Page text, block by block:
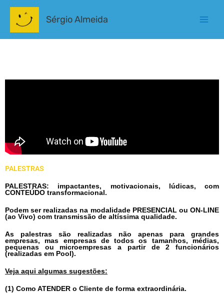
conteúdo
Sérgio Almeida
PALESTRAS
PALESTRAS: impactantes, motivacionais, lúdicas, com
CONTEÚDO transformacional.
Podem ser realizadas na modalidade PRESENCIAL ou ON-LINE
(ao Vivo) com transmissão de altíssima qualidade.
As palestras são realizadas não apenas para grandes
empresas, mas empresas de todos os tamanhos, médias,
pequenas ou microempresas a partir de 2 funcionários
(realizadas em Pool).
Veja aqui algumas sugestões:
(1) Como ATENDER o Cliente de forma extraordinária.